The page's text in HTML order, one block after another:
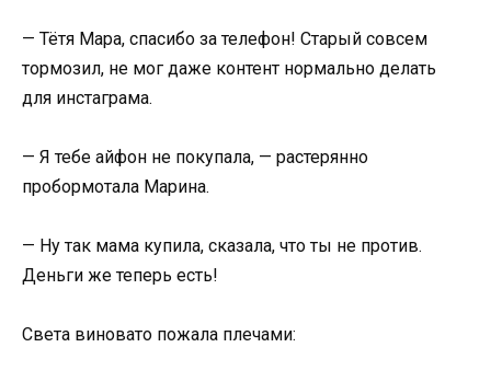
— Тётя Мара, спасибо за телефон! Старый совсем
тормозил, не мог даже контент нормально делать
для инстаграма.
— Я тебе айфон не покупала, — растерянно
пробормотала Марина.
— Ну так мама купила, сказала, что ты не против.
Деньги же теперь есть!
Света виновато пожала плечами: